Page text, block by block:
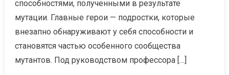
способностями, полученными в результате
мутации. Главные герои — подростки, которые
внезапно обнаруживают у себя способности и
становятся частью особенного сообщества
мутантов. Под руководством профессора […]